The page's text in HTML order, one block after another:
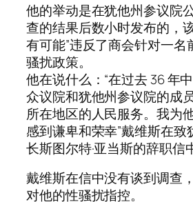
他的举动是在犹他州参议院
查的结果后数小时发布的，
有可能”违反了商会针对一名
骚扰政策。
他在说什么：“在过去 36 年
众议院和犹他州参议院的成
所在地区的人民服务。我为
感到谦卑和荣幸”戴维斯在致
长斯图尔特·亚当斯的辞职信
戴维斯在信中没有谈到调查
对他的性骚扰指控。